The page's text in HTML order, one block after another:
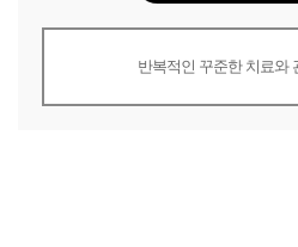
반복적인 꾸준한 치료와